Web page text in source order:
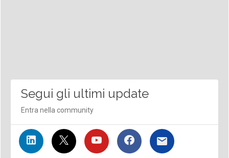
Segui gli ultimi update
Entra nella community